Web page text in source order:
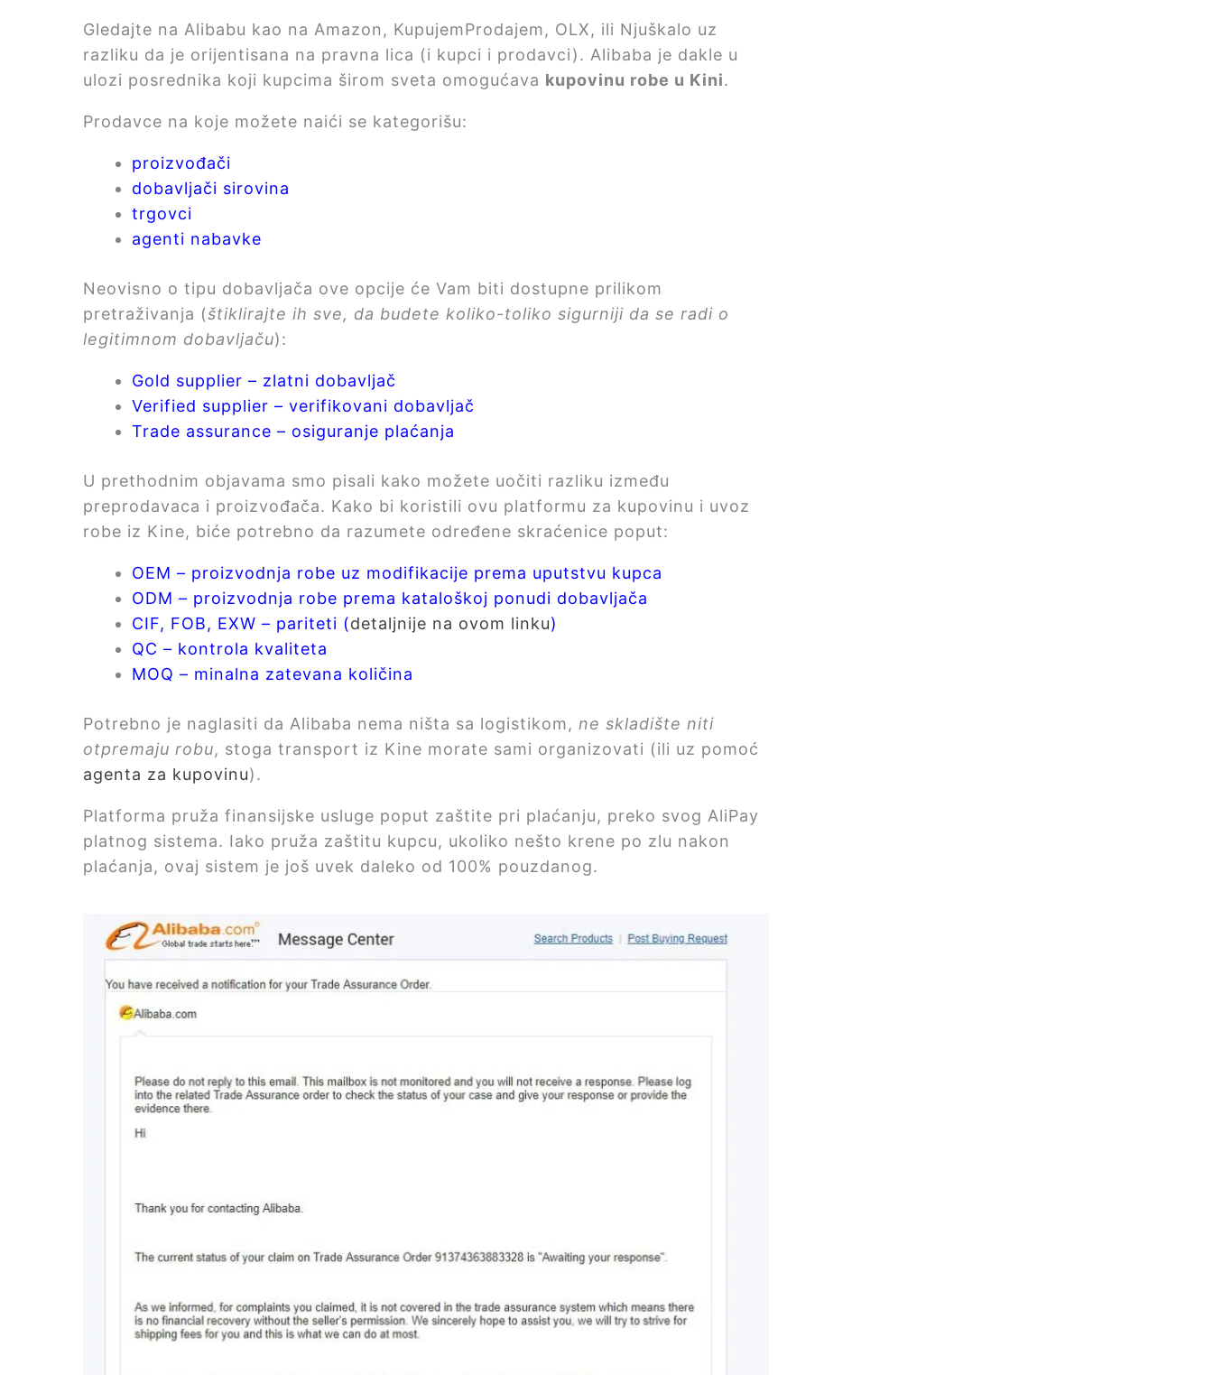
Gledajte na Alibabu kao na Amazon, KupujemProdajem, OLX, ili Njuškalo uz
razliku da je orijentisana na pravna lica (i kupci i prodavci). Alibaba je dakle u
ulozi posrednika koji kupcima širom sveta omogućava kupovinu robe u Kini.
Prodavce na koje možete naići se kategorišu:
proizvođači
dobavljači sirovina
trgovci
agenti nabavke
Neovisno o tipu dobavljača ove opcije će Vam biti dostupne prilikom
pretraživanja (štiklirajte ih sve, da budete koliko-toliko sigurniji da se radi o
legitimnom dobavljaču):
Gold supplier – zlatni dobavljač
Verified supplier – verifikovani dobavljač
Trade assurance – osiguranje plaćanja
U prethodnim objavama smo pisali kako možete uočiti razliku između
preprodavaca i proizvođača. Kako bi koristili ovu platformu za kupovinu i uvoz
robe iz Kine, biće potrebno da razumete određene skraćenice poput:
OEM – proizvodnja robe uz modifikacije prema uputstvu kupca
ODM – proizvodnja robe prema kataloškoj ponudi dobavljača
CIF, FOB, EXW – pariteti (detaljnije na ovom linku)
QC – kontrola kvaliteta
MOQ – minalna zatevana količina
Potrebno je naglasiti da Alibaba nema ništa sa logistikom, ne skladište niti
otpremaju robu, stoga transport iz Kine morate sami organizovati (ili uz pomoć
agenta za kupovinu).
Platforma pruža finansijske usluge poput zaštite pri plaćanju, preko svog AliPay
platnog sistema. Iako pruža zaštitu kupcu, ukoliko nešto krene po zlu nakon
plaćanja, ovaj sistem je još uvek daleko od 100% pouzdanog.